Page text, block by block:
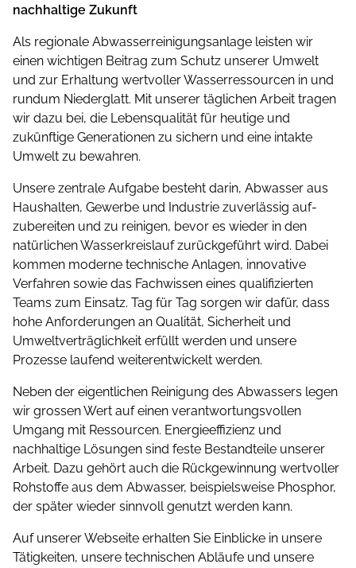
nachhaltige Zukunft
Als regionale Abwasserreinigungsanlage leisten wir
einen wichtigen Beitrag zum Schutz unserer Umwelt
und zur Erhaltung wertvoller Wasserressourcen in und
rundum Niederglatt. Mit unserer täglichen Arbeit tragen
wir dazu bei, die Lebensqualität für heutige und
zukünftige Generationen zu sichern und eine intakte
Umwelt zu bewahren.
Unsere zentrale Aufgabe besteht darin, Abwasser aus
Haushalten, Gewerbe und Industrie zuverlässig auf­
zubereiten und zu reinigen, bevor es wieder in den
natürlichen Wasserkreislauf zurückgeführt wird. Dabei
kommen moderne technische Anlagen, innovative
Verfahren sowie das Fachwissen eines qualifizierten
Teams zum Einsatz. Tag für Tag sorgen wir dafür, dass
hohe Anforderungen an Qualität, Sicherheit und
Umwelt­ver­träglichkeit erfüllt werden und unsere
Prozesse laufend weiterentwickelt werden.
Neben der eigentlichen Reinigung des Abwassers legen
wir grossen Wert auf einen verantwortungsvollen
Umgang mit Ressourcen. Energieeffizienz und
nachhaltige Lösungen sind feste Bestandteile unserer
Arbeit. Dazu gehört auch die Rückgewinnung wertvoller
Rohstoffe aus dem Abwasser, beispielsweise Phosphor,
der später wieder sinnvoll genutzt werden kann.
Auf unserer Webseite erhalten Sie Einblicke in unsere
Tätigkeiten, unsere technischen Abläufe und unsere